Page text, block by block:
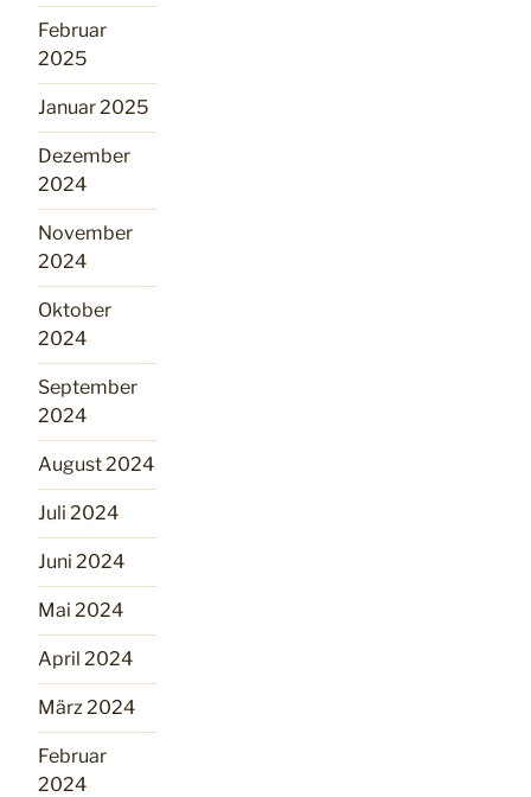
Februar
2025
Januar 2025
Dezember
2024
November
2024
Oktober
2024
September
2024
August 2024
Juli 2024
Juni 2024
Mai 2024
April 2024
März 2024
Februar
2024